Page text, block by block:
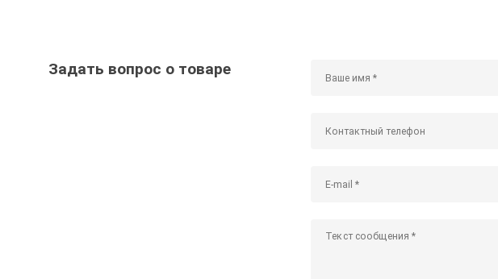
Задать вопрос о товаре